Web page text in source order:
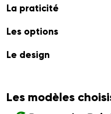
La praticité
Les options
Le design
Les modèles